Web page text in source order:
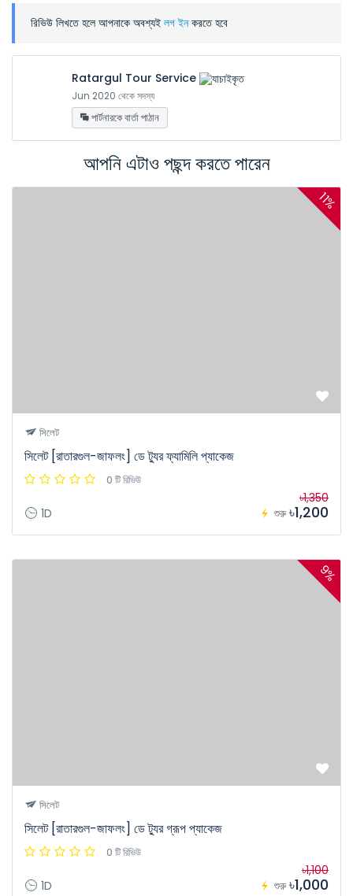
রিভিউ লিখতে হলে আপনাকে অবশ্যই লগ ইনকরতে হবে
Ratargul Tour Service
Jun 2020 থেকে সদস্য
পার্টনারকে বার্তা পাঠান
আপনি এটাও পছন্দ করতে পারেন
11%
সিলেট
সিলেট [রাতারগুল-জাফলং] ডে ট্যুর ফ্যামিলি প্যাকেজ
0 টি রিভিউ
1D শুরু
৳1,350
৳1,200
9%
সিলেট
সিলেট [রাতারগুল-জাফলং] ডে ট্যুর গ্রূপ প্যাকেজ
0 টি রিভিউ
1D শুরু
৳1,100
৳1,000